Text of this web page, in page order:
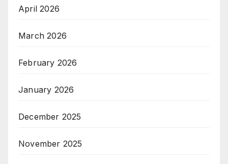
April 2026
March 2026
February 2026
January 2026
December 2025
November 2025